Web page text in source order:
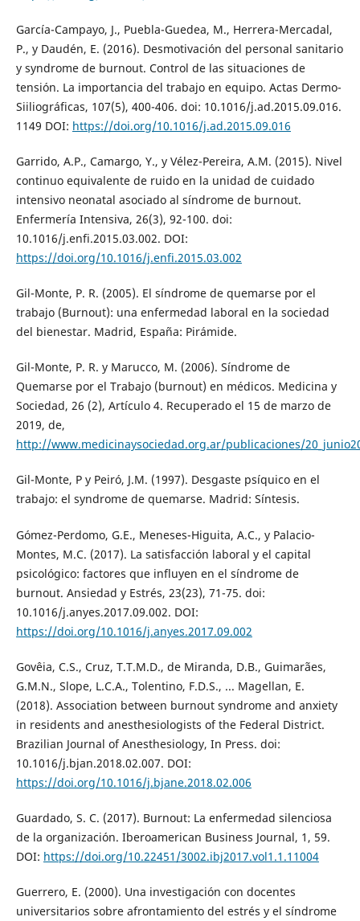
García-Campayo, J., Puebla-Guedea, M., Herrera-Mercadal,
P., y Daudén, E. (2016). Desmotivación del personal sanitario
y syndrome de burnout. Control de las situaciones de
tensión. La importancia del trabajo en equipo. Actas Dermo-
Siiliográficas, 107(5), 400-406. doi: 10.1016/j.ad.2015.09.016.
1149 DOI: https://doi.org/10.1016/j.ad.2015.09.016
Garrido, A.P., Camargo, Y., y Vélez-Pereira, A.M. (2015). Nivel
continuo equivalente de ruido en la unidad de cuidado
intensivo neonatal asociado al síndrome de burnout.
Enfermería Intensiva, 26(3), 92-100. doi:
10.1016/j.enfi.2015.03.002. DOI:
https://doi.org/10.1016/j.enfi.2015.03.002
Gil-Monte, P. R. (2005). El síndrome de quemarse por el
trabajo (Burnout): una enfermedad laboral en la sociedad
del bienestar. Madrid, España: Pirámide.
Gil-Monte, P. R. y Marucco, M. (2006). Síndrome de
Quemarse por el Trabajo (burnout) en médicos. Medicina y
Sociedad, 26 (2), Artículo 4. Recuperado el 15 de marzo de
2019, de,
http://www.medicinaysociedad.org.ar/publicaciones/
Gil-Monte, P y Peiró, J.M. (1997). Desgaste psíquico en el
trabajo: el syndrome de quemarse. Madrid: Síntesis.
Gómez-Perdomo, G.E., Meneses-Higuita, A.C., y Palacio-
Montes, M.C. (2017). La satisfacción laboral y el capital
psicológico: factores que influyen en el síndrome de
burnout. Ansiedad y Estrés, 23(23), 71-75. doi:
10.1016/j.anyes.2017.09.002. DOI:
https://doi.org/10.1016/j.anyes.2017.09.002
Govêia, C.S., Cruz, T.T.M.D., de Miranda, D.B., Guimarães,
G.M.N., Slope, L.C.A., Tolentino, F.D.S., ... Magellan, E.
(2018). Association between burnout syndrome and anxiety
in residents and anesthesiologists of the Federal District.
Brazilian Journal of Anesthesiology, In Press. doi:
10.1016/j.bjan.2018.02.007. DOI:
https://doi.org/10.1016/j.bjane.2018.02.006
Guardado, S. C. (2017). Burnout: La enfermedad silenciosa
de la organización. Iberoamerican Business Journal, 1, 59.
DOI: https://doi.org/10.22451/3002.ibj2017.vol1.1.11004
Guerrero, E. (2000). Una investigación con docentes
universitarios sobre afrontamiento del estrés y el síndrome